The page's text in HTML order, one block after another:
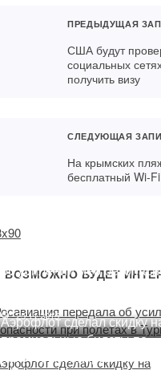
ПРЕДЫДУЩАЯ
США будут
социальных
получить визу
СЛЕДУЮЩАЯ
На крымских
бесплатный Wi-Fi
ВОЗМОЖНО БУДЕТ
об усилении мер
25.11.2015
Аэрофлот сделал скидку
премиальные билеты по
некоторым направлениям
Детский лагерь